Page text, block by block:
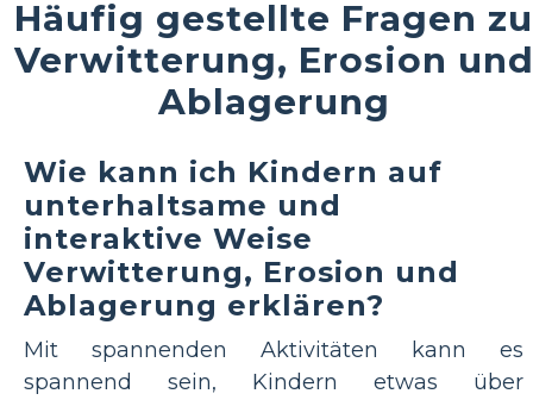
Häufig gestellte Fragen zu
Verwitterung, Erosion und
Ablagerung
Wie kann ich Kindern auf
unterhaltsame und
interaktive Weise
Verwitterung, Erosion und
Ablagerung erklären?
Mit spannenden Aktivitäten kann es
spannend sein, Kindern etwas über